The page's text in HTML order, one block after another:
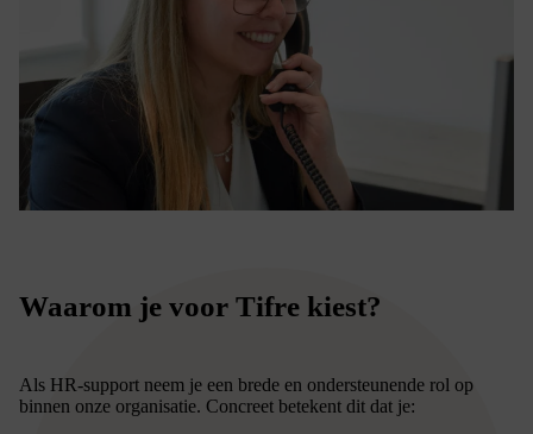
Waarom je voor Tifre kiest?
Als HR-support neem je een brede en ondersteunende rol op
binnen onze organisatie. Concreet betekent dit dat je: